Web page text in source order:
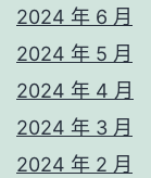
2024 年 6 月
2024 年 5 月
2024 年 4 月
2024 年 3 月
2024 年 2 月